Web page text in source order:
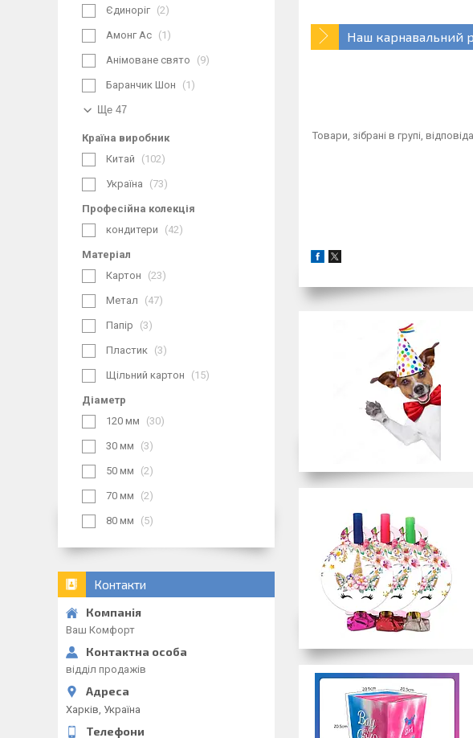
Наш карнавальний
Товари, зібрані в групі,
Єдиноріг 2
Амонг Ас 1
Анімоване свято 9
Баранчик Шон 1
Ще 47
Країна виробник
Китай
102
Україна 73
Професійна колекція
кондитери
42
Матеріал
Картон
23
Метал 47
Папір 3
Пластик 3
Щільний картон 15
Діаметр
120 мм
30
30 мм 3
50 мм 2
70 мм 2
80 мм 5
Контакти
Ваш Комфорт
відділ продажів
Харків, Україна